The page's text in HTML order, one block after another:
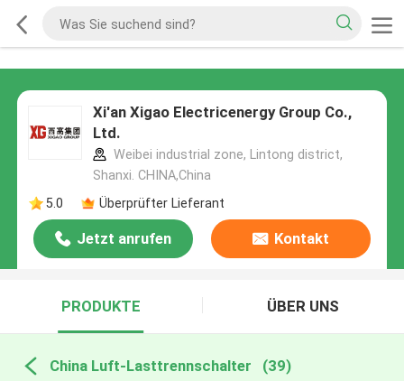
Xi'an Xigao Electricenergy Group Co.,
Ltd.
Weibei industrial zone, Lintong district,
Shanxi. CHINA,China
5.0
Überprüfter Lieferant
Jetzt anrufen Kontakt
PRODUKTE ÜBER UNS
China Luft-Lasttrennschalter (39)